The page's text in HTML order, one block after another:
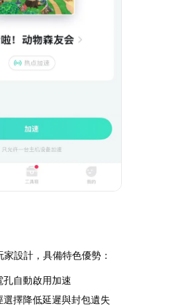
設計，具備特色優勢：
孔自動啟用加速
選擇降低延遲與封包遺失